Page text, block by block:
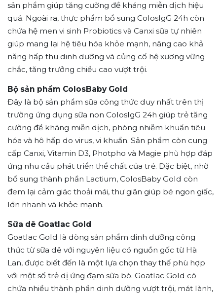
sản phẩm giúp tăng cường đề kháng miễn dịch hiệu
quả. Ngoài ra, thực phẩm bổ sung ColosIgG 24h còn
chứa hệ men vi sinh Probiotics và Canxi sữa tự nhiên
giúp mang lại hệ tiêu hóa khỏe mạnh, nâng cao khả
năng hấp thu dinh dưỡng và củng cố hệ xương vững
chắc, tăng trưởng chiều cao vượt trội.
Bộ sản phẩm ColosBaby Gold
Đây là bộ sản phẩm sữa công thức duy nhất trên thị
trường ứng dụng sữa non ColosIgG 24h giúp trẻ tăng
cường đề kháng miễn dịch, phòng nhiễm khuẩn tiêu
hóa và hô hấp do virus, vi khuẩn. Sản phẩm còn cung
cấp Canxi, Vitamin D3, Photpho và Magie phù hợp đáp
ứng nhu cầu phát triển thể chất của trẻ. Đặc biệt, nhờ
bổ sung thành phần Lactium, ColosBaby Gold còn
đem lại cảm giác thoải mái, thư giãn giúp bé ngon giấc,
lớn nhanh và khỏe mạnh.
Sữa dê Goatlac Gold
Goatlac Gold là dòng sản phẩm dinh dưỡng công
thức từ sữa dê với nguyên liệu có nguồn gốc từ Hà
Lan, được biết đến là một lựa chọn thay thế phù hợp
với một số trẻ dị ứng đạm sữa bò. Goatlac Gold có
chứa nhiều thành phần dinh dưỡng vượt trội, mát lành,